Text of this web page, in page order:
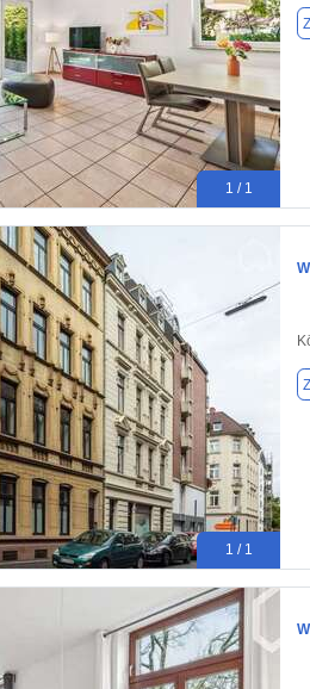
1 / 1
1 / 1